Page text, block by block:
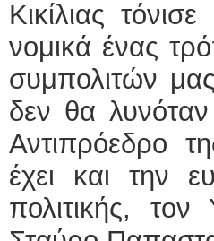
Κικίλιας
νομικά ένας
συμπολιτών
δεν θα λυνόταν
Αντιπρόεδρο
έχει και την
πολιτικής,